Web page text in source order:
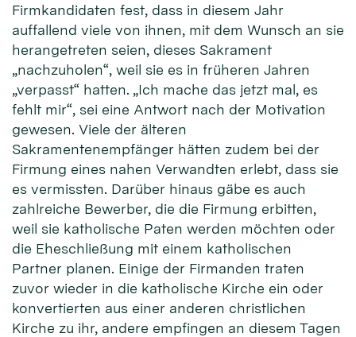
Firmkandidaten fest, dass in diesem Jahr
auffallend viele von ihnen, mit dem Wunsch an sie
herangetreten seien, dieses Sakrament
„nachzuholen“, weil sie es in früheren Jahren
„verpasst“ hatten. „Ich mache das jetzt mal, es
fehlt mir“, sei eine Antwort nach der Motivation
gewesen. Viele der älteren
Sakramentenempfänger hätten zudem bei der
Firmung eines nahen Verwandten erlebt, dass sie
es vermissten. Darüber hinaus gäbe es auch
zahlreiche Bewerber, die die Firmung erbitten,
weil sie katholische Paten werden möchten oder
die Eheschließung mit einem katholischen
Partner planen. Einige der Firmanden traten
zuvor wieder in die katholische Kirche ein oder
konvertierten aus einer anderen christlichen
Kirche zu ihr, andere empfingen an diesem Tagen